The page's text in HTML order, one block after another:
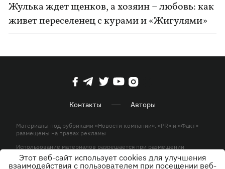
Жулька ждет щенков, а хозяин – любовь: как
живет переселенец с курами и «Жигулями»
Контакты Авторы
Материалы под рубриками «Новости компании», «PR» и «Факт»
размещены на правах рекламы
Использование материалов разрешается при размещении
активной гиперссылки на KP.UA в первом абзаце.
Этот веб-сайт использует cookies для улучшения
взаимодействия с пользователем при посещении веб-